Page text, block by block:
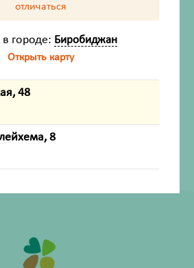
упаковки, может отличаться от
обязательно проконсультируйтесь
с официальной
ГРЛС (grls.rosminzdrav.ru).
отличаться
городе: Биробиджан
Открыть карту
48
8